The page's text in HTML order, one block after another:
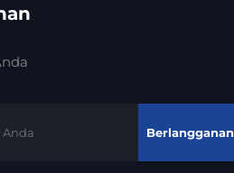
Berlangganan